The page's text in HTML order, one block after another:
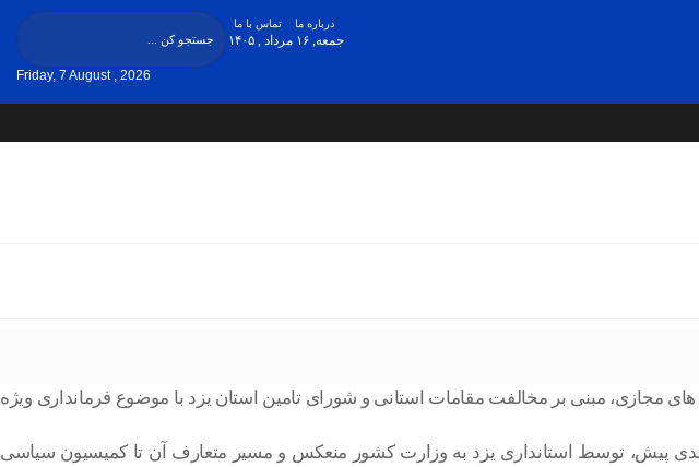
تماس با ما درباره ما
جمعه, ۱۶ مرداد , ۱۴۰۵
Friday, 7 August , 2026
مجازی، مبنی بر مخالفت مقامات استانی و شورای تامین استان یزد با موضوع فرمانداری ویژه
پیش، توسط استانداری یزد به وزارت کشور منعکس و مسیر متعارف آن تا کمیسیون سیاسی